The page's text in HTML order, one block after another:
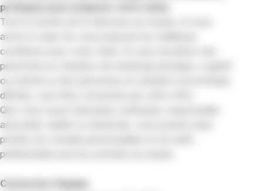
pratiques pour préparer votre visite.
Tout le monde est le bienvenu au musée, et nous
avons à cœur de vous proposer les meilleures
conditions pour votre visite. Si vous encadrez des
personnes en situation de handicap physique, cognitif
ou mental ou des personnes en situation économique
difficile, vous êtes concernés par cette offre.
Que vous soyez éducateur, animateur, responsable
associatif, salarié ou bénévole, vous pourrez ainsi
profiter de conseils personnalisés et de tarifs
préférentiels pour les activités du musée.
Contactez l’équipe